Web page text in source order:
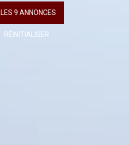
9 ANNONCES
RÉINITIALISER